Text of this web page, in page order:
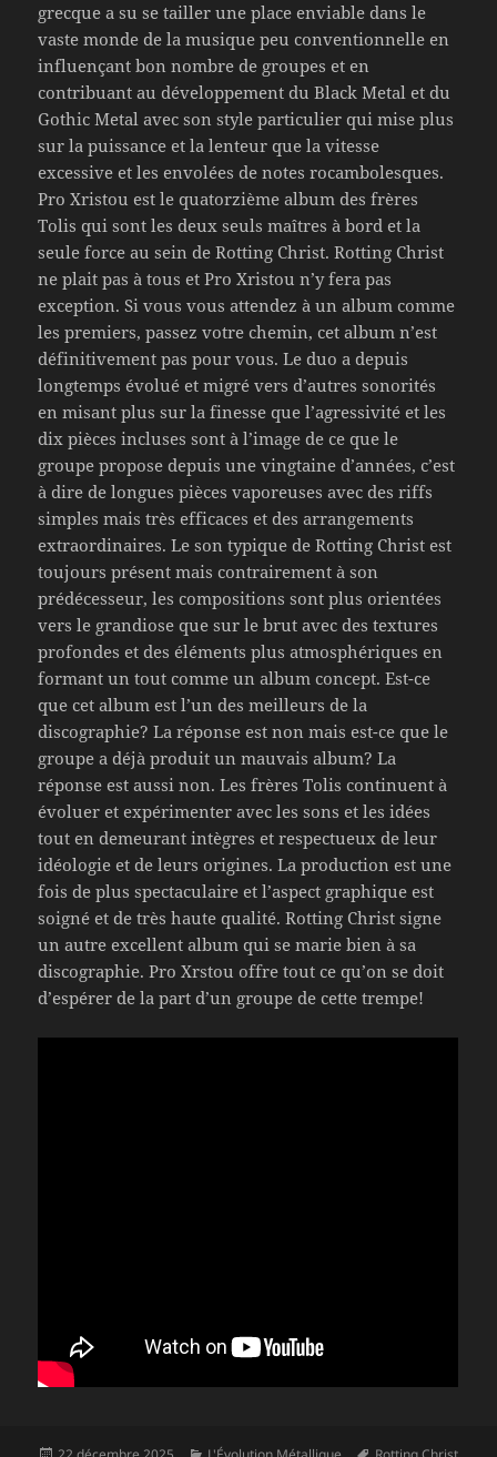
grecque a su se tailler une place enviable dans le
vaste monde de la musique peu conventionnelle en
influençant bon nombre de groupes et en
contribuant au développement du Black Metal et du
Gothic Metal avec son style particulier qui mise plus
sur la puissance et la lenteur que la vitesse
excessive et les envolées de notes rocambolesques.
Pro Xristou est le quatorzième album des frères
Tolis qui sont les deux seuls maîtres à bord et la
seule force au sein de Rotting Christ. Rotting Christ
ne plait pas à tous et Pro Xristou n’y fera pas
exception. Si vous vous attendez à un album comme
les premiers, passez votre chemin, cet album n’est
définitivement pas pour vous. Le duo a depuis
longtemps évolué et migré vers d’autres sonorités
en misant plus sur la finesse que l’agressivité et les
dix pièces incluses sont à l’image de ce que le
groupe propose depuis une vingtaine d’années, c’est
à dire de longues pièces vaporeuses avec des riffs
simples mais très efficaces et des arrangements
extraordinaires. Le son typique de Rotting Christ est
toujours présent mais contrairement à son
prédécesseur, les compositions sont plus orientées
vers le grandiose que sur le brut avec des textures
profondes et des éléments plus atmosphériques en
formant un tout comme un album concept. Est-ce
que cet album est l’un des meilleurs de la
discographie? La réponse est non mais est-ce que le
groupe a déjà produit un mauvais album? La
réponse est aussi non. Les frères Tolis continuent à
évoluer et expérimenter avec les sons et les idées
tout en demeurant intègres et respectueux de leur
idéologie et de leurs origines. La production est une
fois de plus spectaculaire et l’aspect graphique est
soigné et de très haute qualité. Rotting Christ signe
un autre excellent album qui se marie bien à sa
discographie. Pro Xrstou offre tout ce qu’on se doit
d’espérer de la part d’un groupe de cette trempe!
Publié
Catégories
Mots-